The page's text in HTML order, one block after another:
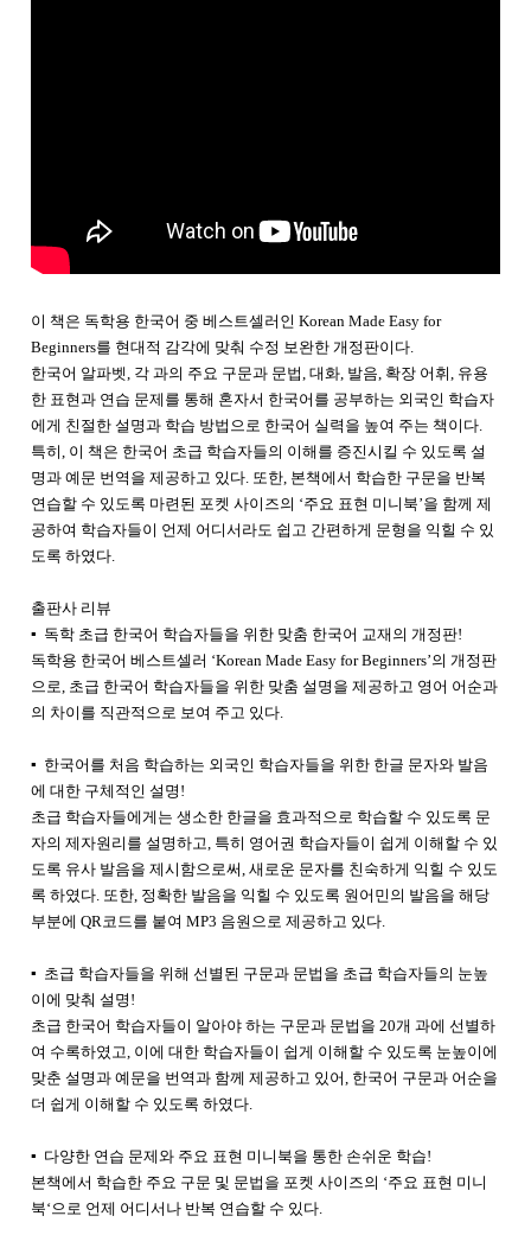
이 책은 독학용 한국어 중 베스트셀러인 Korean Made Easy for
Beginners를 현대적 감각에 맞춰 수정 보완한 개정판이다.
한국어 알파벳, 각 과의 주요 구문과 문법, 대화, 발음, 확장 어휘, 유용
한 표현과 연습 문제를 통해 혼자서 한국어를 공부하는 외국인 학습자
에게 친절한 설명과 학습 방법으로 한국어 실력을 높여 주는 책이다.
특히, 이 책은 한국어 초급 학습자들의 이해를 증진시킬 수 있도록 설
명과 예문 번역을 제공하고 있다. 또한, 본책에서 학습한 구문을 반복
연습할 수 있도록 마련된 포켓 사이즈의 ‘주요 표현 미니북’을 함께 제
공하여 학습자들이 언제 어디서라도 쉽고 간편하게 문형을 익힐 수 있
도록 하였다.
출판사 리뷰
▪ 독학 초급 한국어 학습자들을 위한 맞춤 한국어 교재의 개정판!
독학용 한국어 베스트셀러 ‘Korean Made Easy for Beginners’의 개정판
으로, 초급 한국어 학습자들을 위한 맞춤 설명을 제공하고 영어 어순과
의 차이를 직관적으로 보여 주고 있다.
▪ 한국어를 처음 학습하는 외국인 학습자들을 위한 한글 문자와 발음
에 대한 구체적인 설명!
초급 학습자들에게는 생소한 한글을 효과적으로 학습할 수 있도록 문
자의 제자원리를 설명하고, 특히 영어권 학습자들이 쉽게 이해할 수 있
도록 유사 발음을 제시함으로써, 새로운 문자를 친숙하게 익힐 수 있도
록 하였다. 또한, 정확한 발음을 익힐 수 있도록 원어민의 발음을 해당
부분에 QR코드를 붙여 MP3 음원으로 제공하고 있다.
▪ 초급 학습자들을 위해 선별된 구문과 문법을 초급 학습자들의 눈높
이에 맞춰 설명!
초급 한국어 학습자들이 알아야 하는 구문과 문법을 20개 과에 선별하
여 수록하였고, 이에 대한 학습자들이 쉽게 이해할 수 있도록 눈높이에
맞춘 설명과 예문을 번역과 함께 제공하고 있어, 한국어 구문과 어순을
더 쉽게 이해할 수 있도록 하였다.
▪ 다양한 연습 문제와 주요 표현 미니북을 통한 손쉬운 학습!
본책에서 학습한 주요 구문 및 문법을 포켓 사이즈의 ‘주요 표현 미니
북‘으로 언제 어디서나 반복 연습할 수 있다.